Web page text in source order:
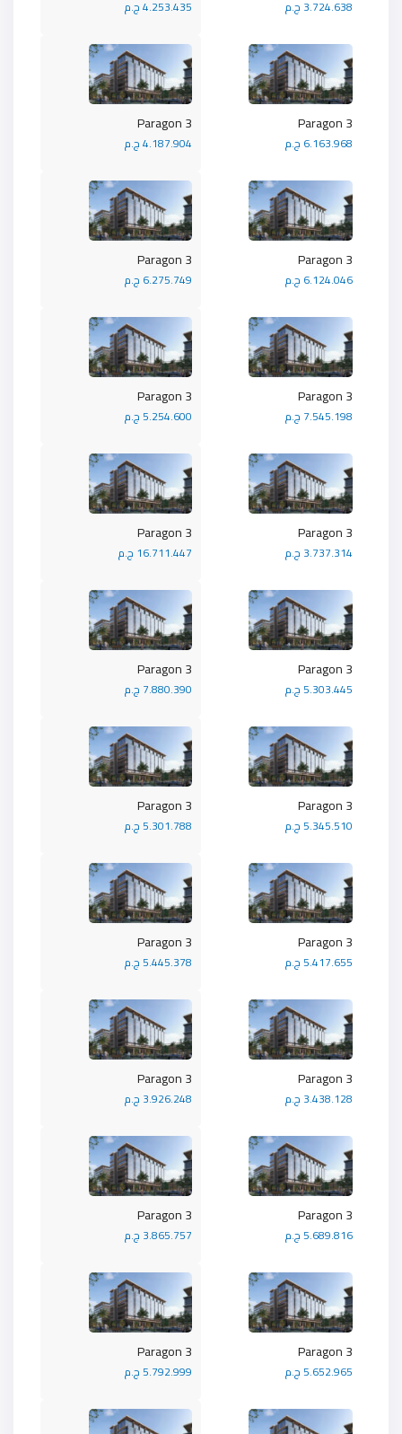
4.253.435 ج.م 3.724.638 ج.م
Paragon 3
4.187.904 ج.م
Paragon 3
6.163.968 ج.م
Paragon 3
6.275.749 ج.م
Paragon 3
6.124.046 ج.م
Paragon 3
5.254.600 ج.م
Paragon 3
7.545.198 ج.م
Paragon 3
16.711.447 ج.م
Paragon 3
3.737.314 ج.م
Paragon 3
7.880.390 ج.م
Paragon 3
5.303.445 ج.م
Paragon 3
5.301.788 ج.م
Paragon 3
5.345.510 ج.م
Paragon 3
5.445.378 ج.م
Paragon 3
5.417.655 ج.م
Paragon 3
3.926.248 ج.م
Paragon 3
3.438.128 ج.م
Paragon 3
3.865.757 ج.م
Paragon 3
5.689.816 ج.م
Paragon 3
5.792.999 ج.م
Paragon 3
5.652.965 ج.م